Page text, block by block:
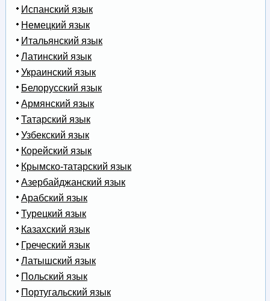
Испанский язык
Немецкий язык
Итальянский язык
Латинский язык
Украинский язык
Белорусский язык
Армянский язык
Татарский язык
Узбекский язык
Корейский язык
Крымско-татарский язык
Азербайджанский язык
Арабский язык
Турецкий язык
Казахский язык
Греческий язык
Латышский язык
Польский язык
Португальский язык